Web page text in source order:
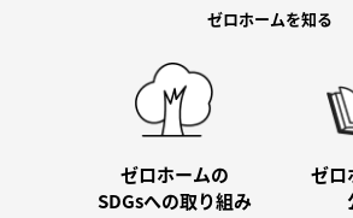
ゼロホームを知る
ゼロホームの
SDGsへの取り組み
ゼロ